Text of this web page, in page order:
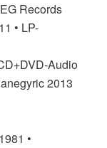
Records
• LP-
Audio
2013
•